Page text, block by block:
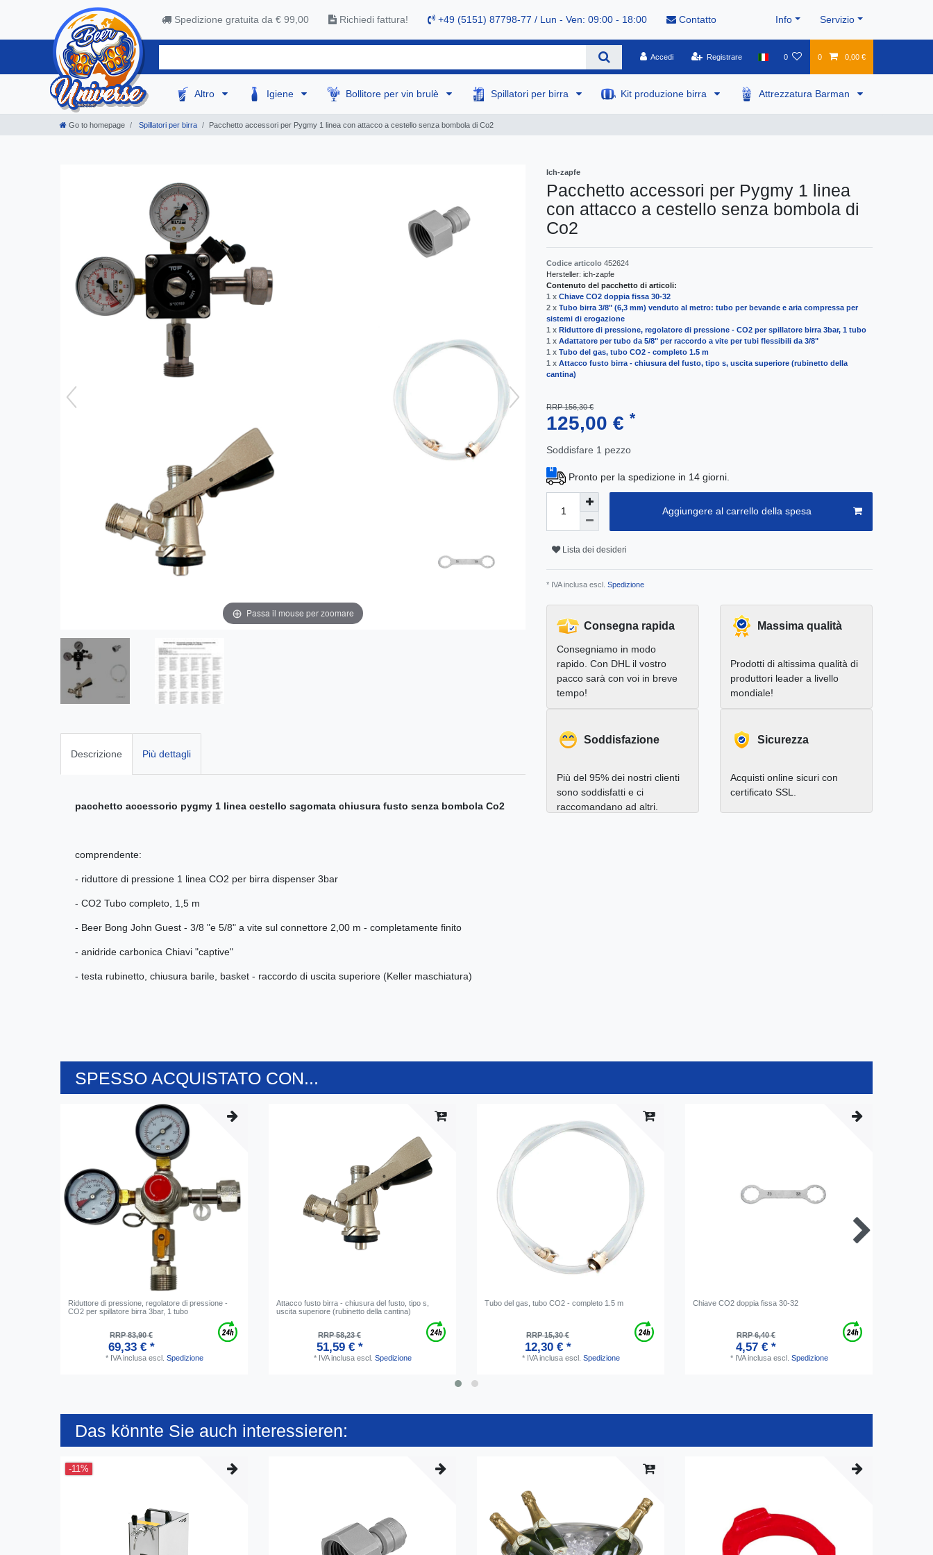
Spedizione gratuita da € 99,00 Richiedi fattura! +49 (5151) 87798-77 / Lun - Ven: 09:00 - 18:00 Contatto Info Servizio
Accedi Registrare 0 0 0,00 €
Altro Igiene Bollitore per vin brulè Spillatori per birra Kit produzione birra Attrezzatura Barman
Go to homepage Spillatori per birra Pacchetto accessori per Pygmy 1 linea con attacco a cestello senza bombola di Co2
Passa il mouse per zoomare
Descrizione Più dettagli
pacchetto accessorio pygmy 1 linea cestello sagomata chiusura fusto senza bombola Co2
comprendente:
- riduttore di pressione 1 linea CO2 per birra dispenser 3bar
- CO2 Tubo completo, 1,5 m
- Beer Bong John Guest - 3/8 "e 5/8" a vite sul connettore 2,00 m - completamente finito
- anidride carbonica Chiavi "captive"
- testa rubinetto, chiusura barile, basket - raccordo di uscita superiore (Keller maschiatura)
Ich-zapfe
Pacchetto accessori per Pygmy 1 linea
con attacco a cestello senza bombola di
Co2
Codice articolo 452624
Hersteller: ich-zapfe
Contenuto del pacchetto di articoli:
1 x Chiave CO2 doppia fissa 30-32
2 x Tubo birra 3/8" (6,3 mm) venduto al metro: tubo per bevande e aria compressa per
sistemi di erogazione
1 x Riduttore di pressione, regolatore di pressione - CO2 per spillatore birra 3bar, 1 tubo
1 x Adattatore per tubo da 5/8" per raccordo a vite per tubi flessibili da 3/8"
1 x Tubo del gas, tubo CO2 - completo 1.5 m
1 x Attacco fusto birra - chiusura del fusto, tipo s, uscita superiore (rubinetto della
cantina)
RRP 156,30 €
125,00 € *
Soddisfare 1 pezzo
Pronto per la spedizione in 14 giorni.
Aggiungere al carrello della spesa
Lista dei desideri
* IVA inclusa escl. Spedizione
Consegna rapida
Consegniamo in modo
rapido. Con DHL il vostro
pacco sarà con voi in breve
tempo!
Massima qualità
Prodotti di altissima qualità di
produttori leader a livello
mondiale!
Soddisfazione
Più del 95% dei nostri clienti
sono soddisfatti e ci
raccomandano ad altri.
Sicurezza
Acquisti online sicuri con
certificato SSL.
SPESSO ACQUISTATO CON...
Riduttore di pressione, regolatore di pressione -
CO2 per spillatore birra 3bar, 1 tubo
RRP 83,90 €
69,33 € *
* IVA inclusaescl. Spedizione
Attacco fusto birra - chiusura del fusto, tipo s,
uscita superiore (rubinetto della cantina)
RRP 58,23 €
51,59 € *
* IVA inclusaescl. Spedizione
Tubo del gas, tubo CO2 - completo 1.5 m
RRP 15,30 €
12,30 € *
* IVA inclusaescl. Spedizione
Chiave CO2 doppia fissa 30-32
RRP 6,40 €
4,57 € *
* IVA inclusaescl. Spedizione
Das könnte Sie auch interessieren:
-11%